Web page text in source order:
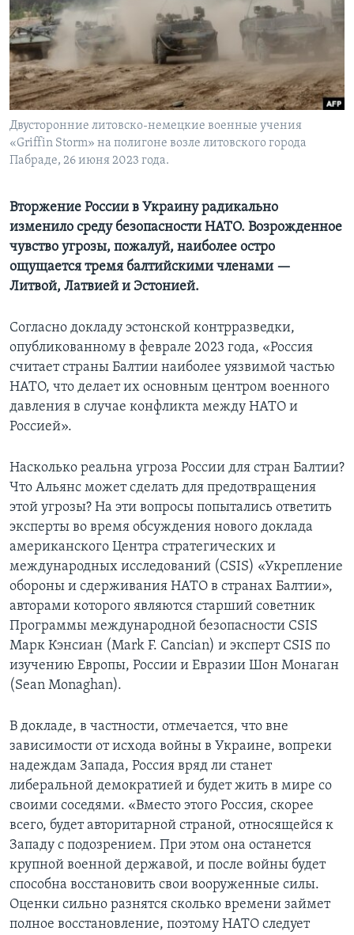
Learning English
СОЦИАЛЬНЫЕ СЕТИ
Языки
Двусторонние литовско-немецкие военные учения
«Griffin Storm» на полигоне возле литовского города
Пабраде, 26 июня 2023 года.
Вторжение России в Украину радикально
изменило среду безопасности НАТО. Возрожденное
чувство угрозы, пожалуй, наиболее остро
ощущается тремя балтийскими членами —
Литвой, Латвией и Эстонией.
Согласно докладу эстонской контрразведки,
опубликованному в феврале 2023 года, «Россия
считает страны Балтии наиболее уязвимой частью
НАТО, что делает их основным центром военного
давления в случае конфликта между НАТО и
Россией».
Насколько реальна угроза России для стран Балтии?
Что Альянс может сделать для предотвращения
этой угрозы? На эти вопросы попытались ответить
эксперты во время обсуждения нового доклада
американского Центра стратегических и
международных исследований (CSIS) «Укрепление
обороны и сдерживания НАТО в странах Балтии»,
авторами которого являются старший советник
Программы международной безопасности CSIS
Марк Кэнсиан (Mark F. Cancian) и эксперт CSIS по
изучению Европы, России и Евразии Шон Монаган
(Sean Monaghan).
В докладе, в частности, отмечается, что вне
зависимости от исхода войны в Украине, вопреки
надеждам Запада, Россия вряд ли станет
либеральной демократией и будет жить в мире со
своими соседями. «Вместо этого Россия, скорее
всего, будет авторитарной страной, относящейся к
Западу с подозрением. При этом она останется
крупной военной державой, и после войны будет
способна восстановить свои вооруженные силы.
Оценки сильно разнятся сколько времени займет
полное восстановление, поэтому НАТО следует